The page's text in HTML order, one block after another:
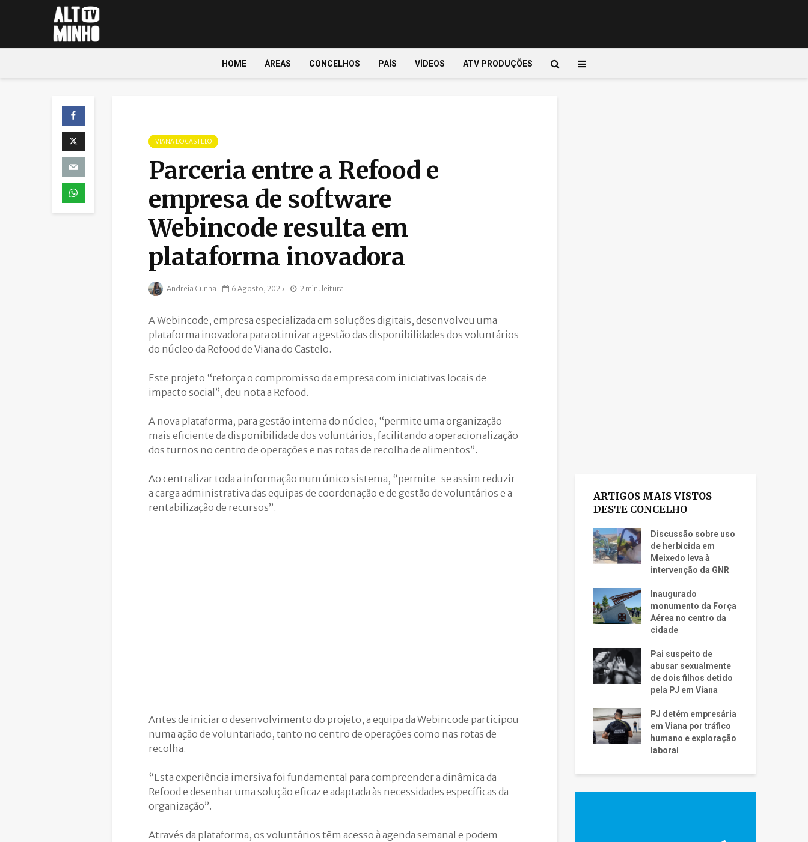
HOME ÁREAS CONCELHOS PAÍS VÍDEOS ATV PRODUÇÕES
VIANA DO CASTELO
Parceria entre a Refood e
empresa de software
Webincode resulta em
plataforma inovadora
Andreia Cunha 6 Agosto, 2025 2 min. leitura
A Webincode, empresa especializada em soluções digitais, desenvolveu uma
plataforma inovadora para otimizar a gestão das disponibilidades dos voluntários
do núcleo da Refood de Viana do Castelo.
Este projeto “reforça o compromisso da empresa com iniciativas locais de
impacto social”, deu nota a Refood.
A nova plataforma, para gestão interna do núcleo, “permite uma organização
mais eficiente da disponibilidade dos voluntários, facilitando a operacionalização
dos turnos no centro de operações e nas rotas de recolha de alimentos”.
Ao centralizar toda a informação num único sistema, “permite-se assim reduzir
a carga administrativa das equipas de coordenação e de gestão de voluntários e a
rentabilização de recursos”.
Antes de iniciar o desenvolvimento do projeto, a equipa da Webincode participou
numa ação de voluntariado, tanto no centro de operações como nas rotas de
recolha.
“Esta experiência imersiva foi fundamental para compreender a dinâmica da
Refood e desenhar uma solução eficaz e adaptada às necessidades específicas da
organização”.
Através da plataforma, os voluntários têm acesso à agenda semanal e podem
ARTIGOS MAIS VISTOS
DESTE CONCELHO
Discussão sobre uso
de herbicida em
Meixedo leva à
intervenção da GNR
Inaugurado
monumento da Força
Aérea no centro da
cidade
Pai suspeito de
abusar sexualmente
de dois filhos detido
pela PJ em Viana
PJ detém empresária
em Viana por tráfico
humano e exploração
laboral